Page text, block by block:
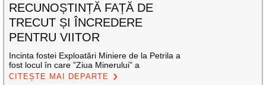
RECUNOȘTINȚĂ FAȚĂ DE
TRECUT ȘI ÎNCREDERE
PENTRU VIITOR
Incinta fostei Exploatări Miniere de la Petrila a
fost locul în care ”Ziua Minerului” a
CITEȘTE MAI DEPARTE